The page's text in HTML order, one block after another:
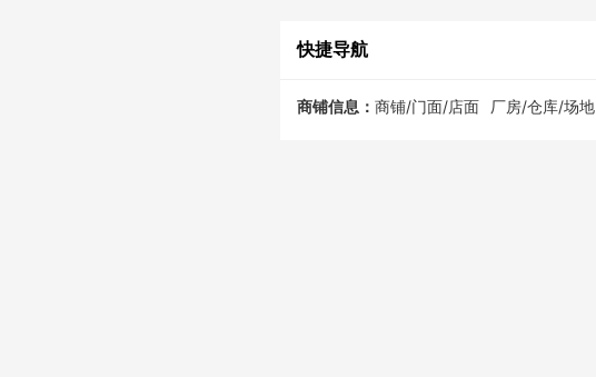
快捷导航
商铺信息： 商铺/门面/店面 厂房/仓库/场地